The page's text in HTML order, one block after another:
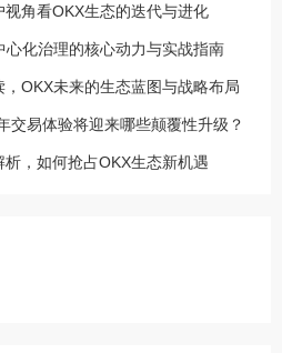
角看OKX生态的迭代与进化
心化治理的核心动力与实战指南
OKX未来的生态蓝图与战略布局
交易体验将迎来哪些颠覆性升级？
，如何抢占OKX生态新机遇